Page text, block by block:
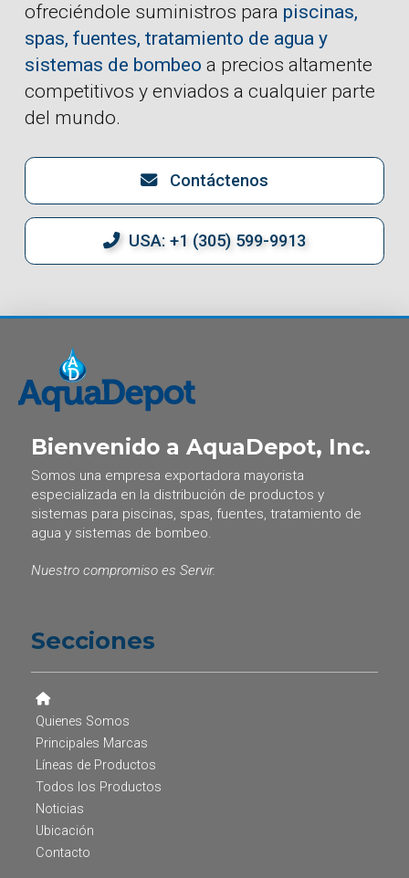
ofreciéndole suministros para piscinas,
spas, fuentes, tratamiento de agua y
sistemas de bombeo a precios altamente
competitivos y enviados a cualquier parte
del mundo.
Contáctenos
USA: +1 (305) 599-9913
Bienvenido a AquaDepot, Inc.
Somos una empresa exportadora mayorista
especializada en la distribución de productos y
sistemas para piscinas, spas, fuentes, tratamiento de
agua y sistemas de bombeo.
Nuestro compromiso es Servir.
Secciones
Quienes Somos
Principales Marcas
Líneas de Productos
Todos los Productos
Noticias
Ubicación
Contacto